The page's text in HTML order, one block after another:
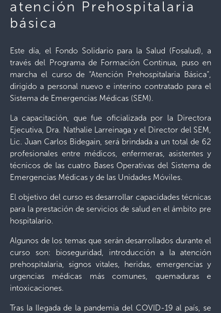
atención Prehospitalaria
básica
Este día, el Fondo Solidario para la Salud (Fosalud), a
través del Programa de Formación Continua, puso en
marcha el curso de “Atención Prehospitalaria Básica”,
dirigido a personal nuevo e interino contratado para el
Sistema de Emergencias Médicas (SEM).
La capacitación, que fue oficializada por la Directora
Ejecutiva, Dra. Nathalie Larreinaga y el Director del SEM,
Lic. Juan Carlos Bidegain, será brindada a un total de 62
profesionales entre médicos, enfermeras, asistentes y
técnicos de las cuatro Bases Operativas del Sistema de
Emergencias Médicas y de las Unidades Móviles.
El objetivo del curso es desarrollar capacidades técnicas
para la prestación de servicios de salud en el ámbito pre
hospitalario.
Algunos de los temas que serán desarrollados durante el
curso son: bioseguridad, introducción a la atención
prehospitalaria, signos vitales, heridas, emergencias y
urgencias médicas más comunes, quemaduras e
intoxicaciones.
Tras la llegada de la pandemia del COVID-19 al país, se